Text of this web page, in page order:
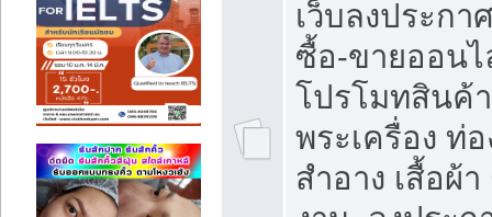
เว็บลงประก
ซื้อ-ขายออน
โปรโมทสินค้
พระเครื่อง ท่อ
สำอาง เสื้อผ้